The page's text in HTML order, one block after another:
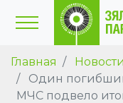
Главная
Новости
Один
МЧС подвело